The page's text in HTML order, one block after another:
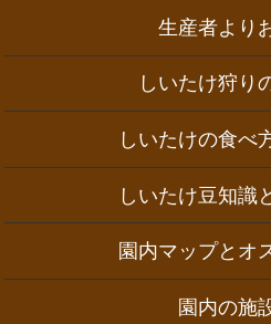
生産者より
しいたけ狩り
しいたけの食べ
しいたけ豆知識
園内マップとオ
園内の施